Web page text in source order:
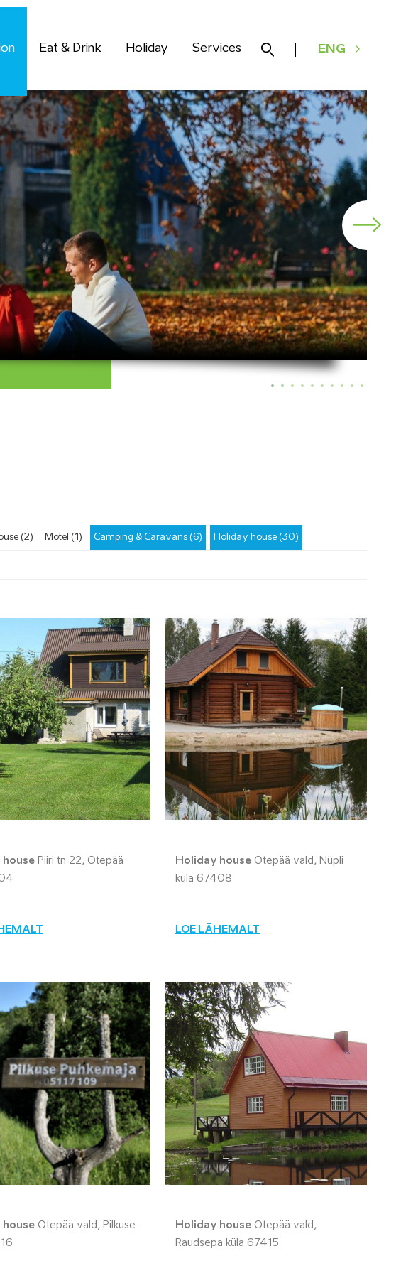
Eat & Drink Holiday Services ENG
(2) Motel (1) Camping & Caravans (6) Holiday house (30)
house Piiri tn 22, Otepää
Holiday house Otepää vald, Nüpli
küla 67408
LOE LÄHEMALT
house Otepää vald, Pilkuse
Holiday house Otepää vald,
Raudsepa küla 67415